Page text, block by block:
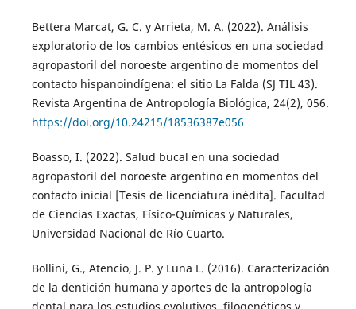
Bettera Marcat, G. C. y Arrieta, M. A. (2022). Análisis
exploratorio de los cambios entésicos en una sociedad
agropastoril del noroeste argentino de momentos del
contacto hispanoindígena: el sitio La Falda (SJ TIL 43).
Revista Argentina de Antropología Biológica, 24(2), 056.
https://doi.org/10.24215/18536387e056
Boasso, I. (2022). Salud bucal en una sociedad
agropastoril del noroeste argentino en momentos del
contacto inicial [Tesis de licenciatura inédita]. Facultad
de Ciencias Exactas, Físico-Químicas y Naturales,
Universidad Nacional de Río Cuarto.
Bollini, G., Atencio, J. P. y Luna L. (2016). Caracterización
de la dentición humana y aportes de la antropología